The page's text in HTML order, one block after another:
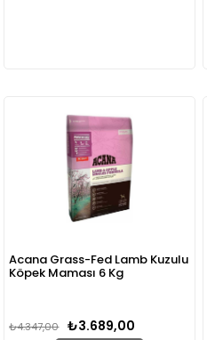
Acana Grass-Fed Lamb Kuzulu
Köpek Maması 6 Kg
₺3.689,00
₺4.347,00